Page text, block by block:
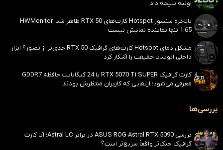
اولیه نتیجه داد
بالاخره سنسور Hotspot کارت‌های RTX 50 ظاهر شد؛ HWMonitor
1.65 تنها نماینده نمایش نیست
مشکل دمای Hotspot کارت‌های گرافیک RTX 50 جدی‌تر از تصور؟ ابزار
داخلی انویدیا حقیقت را آشکار کرد
کارت گرافیک RTX 5070 Ti SUPER با 24 گیگابایت حافظه GDDR7
معرفی می‌شود؛ ارتقایی که کاربران منتظرش بودند
بررسی‌ها
بررسی ASUS ROG Astral RTX 5090 در برابر Astral LC؛ آیا کارت
گرافیک خنک‌تر واقعاً سریع‌تر است؟